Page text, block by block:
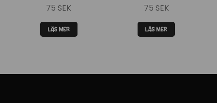
75 SEK
LÄS MER
75 SEK
LÄS MER